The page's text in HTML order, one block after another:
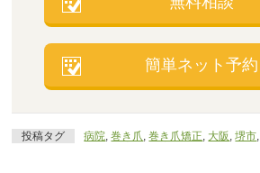
簡単ネット予約
投稿タグ 病院,巻き爪,巻き爪矯正, 大阪 ,堺市,